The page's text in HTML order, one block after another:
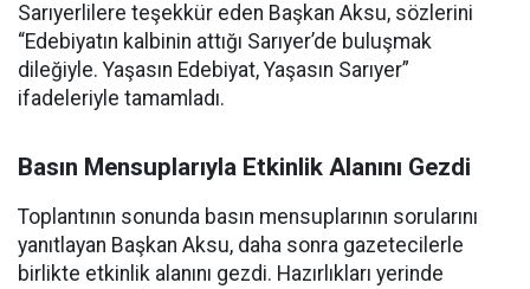
Sarıyerlilere teşekkür eden Başkan Aksu, sözlerini
“Edebiyatın kalbinin attığı Sarıyer’de buluşmak
dileğiyle. Yaşasın Edebiyat, Yaşasın Sarıyer”
ifadeleriyle tamamladı.
Basın Mensuplarıyla Etkinlik Alanını Gezdi
Toplantının sonunda basın mensuplarının sorularını
yanıtlayan Başkan Aksu, daha sonra gazetecilerle
birlikte etkinlik alanını gezdi. Hazırlıkları yerinde